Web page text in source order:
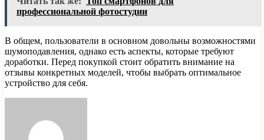
профессиональной фотостудии
В общем, пользователи в основном довольны возможностями
шумоподавления, однако есть аспекты, которые требуют
доработки. Перед покупкой стоит обратить внимание на
отзывы конкретных моделей, чтобы выбрать оптимальное
устройство для себя.